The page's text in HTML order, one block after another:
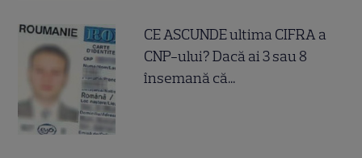
CE ASCUNDE ultima CIFRA a
CNP-ului? Dacă ai 3 sau 8
însemană că...